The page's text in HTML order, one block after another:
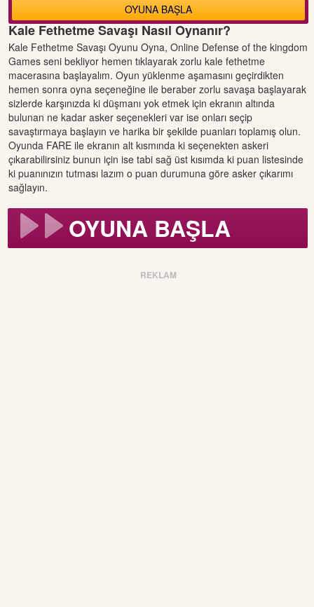
OYUNA BAŞLA
Kale Fethetme Savaşı Nasıl Oynanır?
Kale Fethetme Savaşı Oyunu Oyna, Online Defense of the kingdom
Games seni bekliyor hemen tıklayarak zorlu kale fethetme
macerasına başlayalım. Oyun yüklenme aşamasını geçirdikten
hemen sonra oyna seçeneğine ile beraber zorlu savaşa başlayarak
sizlerde karşınızda ki düşmanı yok etmek için ekranın altında
bulunan ne kadar asker seçenekleri var ise onları seçip
savaştırmaya başlayın ve harika bir şekilde puanları toplamış olun.
Oyunda FARE ile ekranın alt kısmında ki seçenekten askeri
çıkarabilirsiniz bunun için ise tabi sağ üst kısımda ki puan listesinde
ki puanınızın tutması lazım o puan durumuna göre asker çıkarımı
sağlayın.
OYUNA BAŞLA
REKLAM